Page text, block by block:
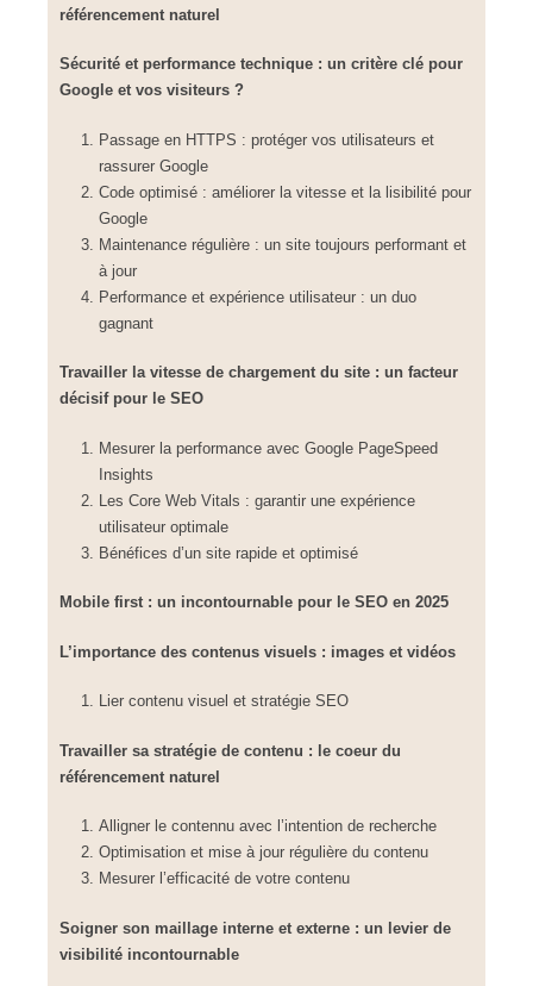
référencement naturel
Sécurité et performance technique : un critère clé pour
Google et vos visiteurs ?
Passage en HTTPS : protéger vos utilisateurs et
rassurer Google
Code optimisé : améliorer la vitesse et la lisibilité pour
Google
Maintenance régulière : un site toujours performant et
à jour
Performance et expérience utilisateur : un duo
gagnant
Travailler la vitesse de chargement du site : un facteur
décisif pour le SEO
Mesurer la performance avec Google PageSpeed
Insights
Les Core Web Vitals : garantir une expérience
utilisateur optimale
Bénéfices d’un site rapide et optimisé
Mobile first : un incontournable pour le SEO en 2025
L’importance des contenus visuels : images et vidéos
Lier contenu visuel et stratégie SEO
Travailler sa stratégie de contenu : le coeur du
référencement naturel
Alligner le contennu avec l’intention de recherche
Optimisation et mise à jour régulière du contenu
Mesurer l’efficacité de votre contenu
Soigner son maillage interne et externe : un levier de
visibilité incontournable